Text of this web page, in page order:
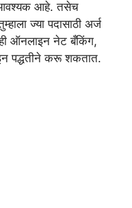
आहे. तसेच
ज्या पदासाठी अर्ज
ऑनलाइन नेट बँकिंग,
पद्धतीने करू शकतात.